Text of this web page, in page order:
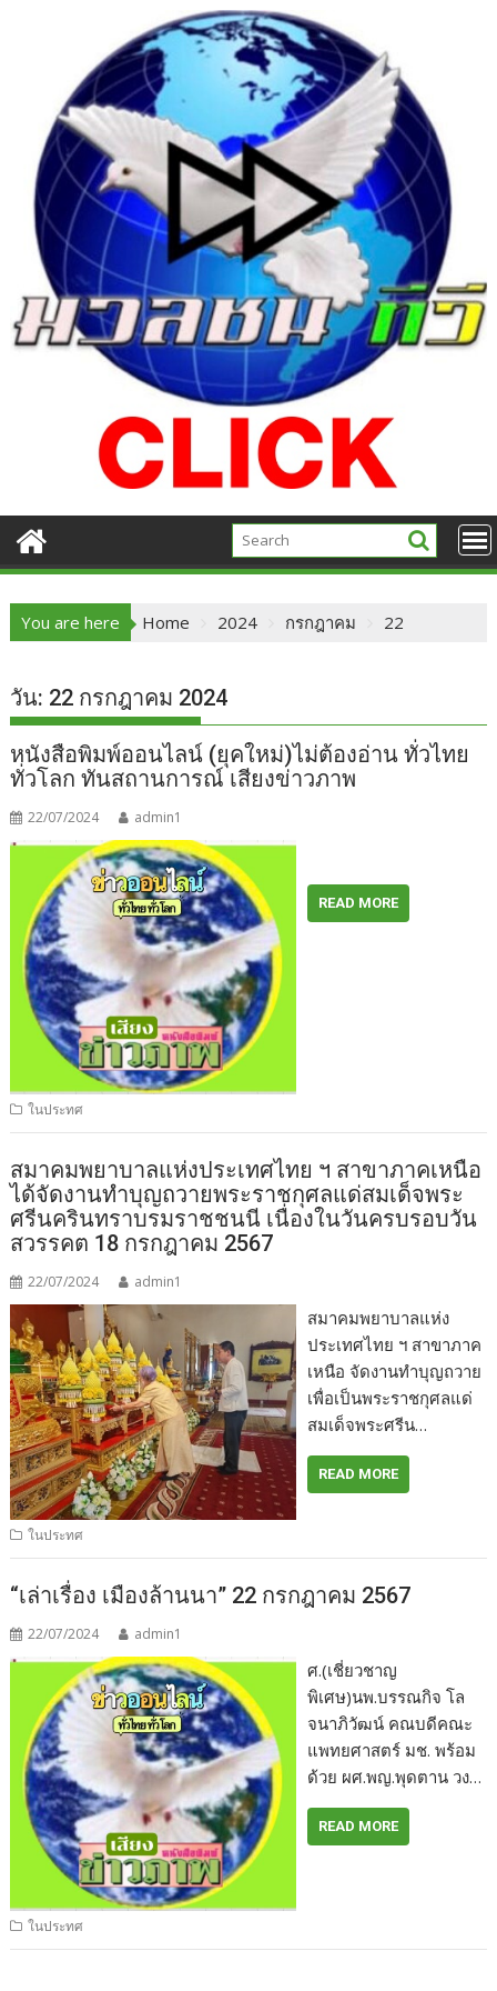
You are here Home 2024 กรกฎาคม 22
วัน: 22 กรกฎาคม 2024
หนังสือพิมพ์ออนไลน์ (ยุคใหม่)ไม่ต้องอ่าน ทั่วไทย
ทั่วโลก ทันสถานการณ์ เสียงข่าวภาพ
22/07/2024 admin1
READ MORE
ในประทศ
สมาคมพยาบาลแห่งประเทศไทย ฯ สาขาภาคเหนือ
ได้จัดงานทำบุญถวายพระราชกุศลแด่สมเด็จพระ
ศรีนครินทราบรมราชชนนี เนื่องในวันครบรอบวัน
สวรรคต 18 กรกฎาคม 2567
22/07/2024 admin1
สมาคมพยาบาลแห่ง
ประเทศไทย ฯ สาขาภาค
เหนือ จัดงานทำบุญถวาย
เพื่อเป็นพระราชกุศลแด่
สมเด็จพระศรีน…
READ MORE
ในประทศ
“เล่าเรื่อง เมืองล้านนา” 22 กรกฎาคม 2567
22/07/2024 admin1
ศ.(เชี่ยวชาญ
พิเศษ)นพ.บรรณกิจ โล
จนาภิวัฒน์ คณบดีคณะ
แพทยศาสตร์ มช. พร้อม
ด้วย ผศ.พญ.พุดตาน วง…
READ MORE
ในประทศ